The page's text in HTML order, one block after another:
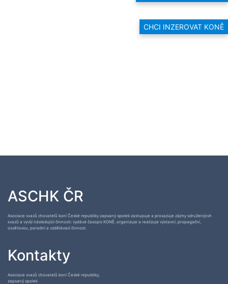
CHCI INZEROVAT KONĚ
ASCHK ČR
Asociace svazů chovatelů koní České republiky zapsaný spolek zastupuje a prosazuje zájmy sdruženýcvh
svazů a vyvíjí následující činnosti: vydává časopis KONĚ, organizuje a realizuje výstavní, propagační,
osvětovou, poradní a vzdělávací činnost.
Kontakty
Asociace svazů chovatelů koní České republiky,
zapsaný spolek